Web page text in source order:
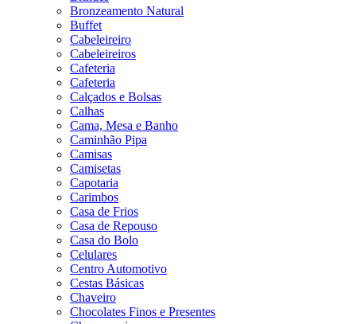
Bronzeamento Natural
Buffet
Cabeleireiro
Cabeleireiros
Cafeteria
Cafeteria
Calçados e Bolsas
Calhas
Cama, Mesa e Banho
Caminhão Pipa
Camisas
Camisetas
Capotaria
Carimbos
Casa de Frios
Casa de Repouso
Casa do Bolo
Celulares
Centro Automotivo
Cestas Básicas
Chaveiro
Chocolates Finos e Presentes